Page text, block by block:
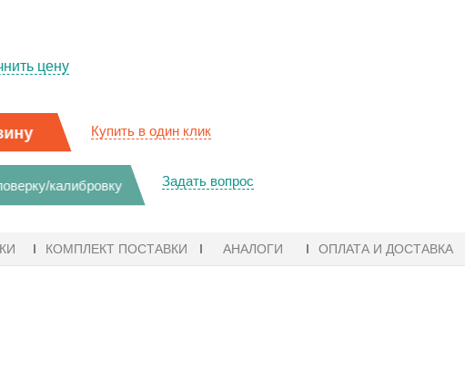
цену
Купить в один клик
калибровку Задать вопрос
КОМПЛЕКТ ПОСТАВКИ АНАЛОГИ ОПЛАТА И ДОСТАВКА